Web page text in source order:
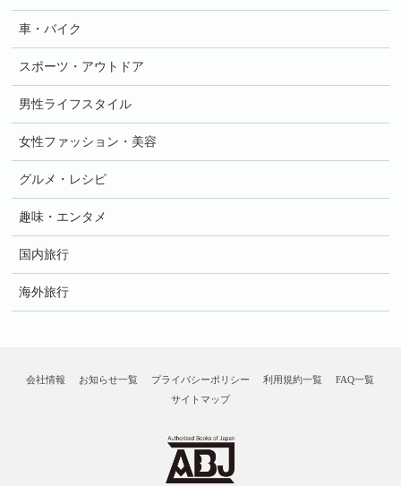
車・バイク
スポーツ・アウトドア
男性ライフスタイル
女性ファッション・美容
グルメ・レシピ
趣味・エンタメ
国内旅行
海外旅行
会社情報 お知らせ一覧 プライバシーポリシー 利用規約一覧
FAQ一覧
サイトマップ